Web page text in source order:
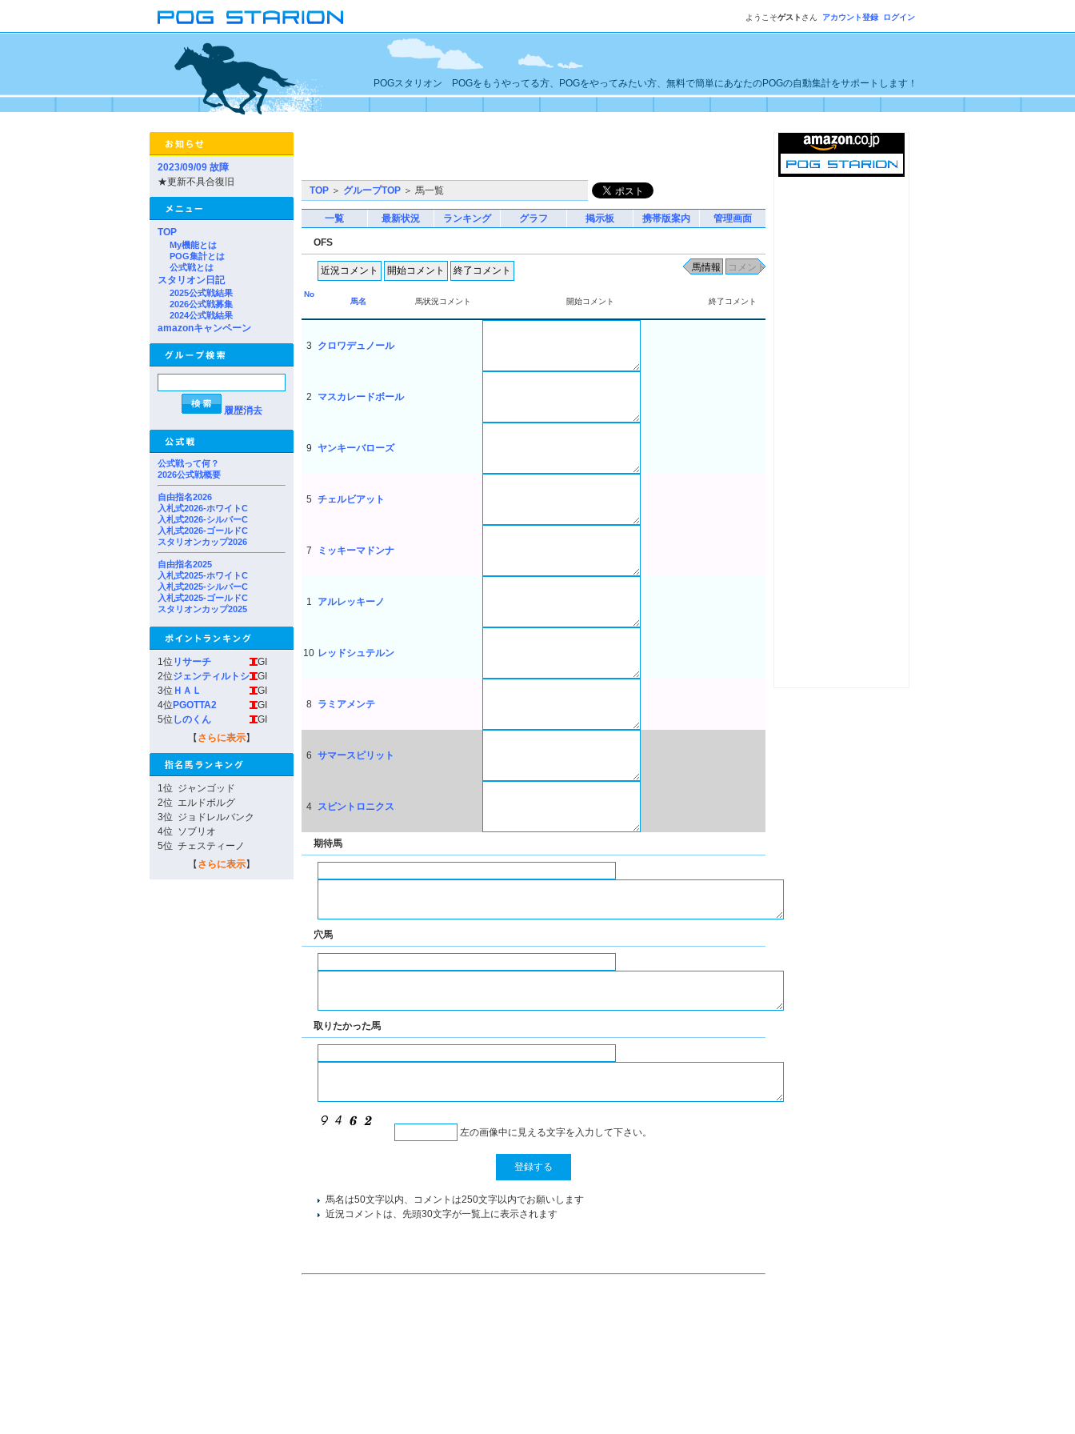
ようこそゲスト さん アカウント登録 ログイン
POGスタリオン POGをもうやってる方、POGをやってみたい方、無料で簡単にあなたのPOGの自動集計をサポートします！
2023/09/09 故障
★更新不具合復旧
TOP
My機能とは
POG集計とは
公式戦とは
スタリオン日記
2025公式戦結果
2026公式戦募集
2024公式戦結果
amazonキャンペーン
履歴消去
公式戦って何？
2026公式戦概要
自由指名2026
入札式2026-ホワイトC
入札式2026-シルバーC
入札式2026-ゴールドC
スタリオンカップ2026
自由指名2025
入札式2025-ホワイトC
入札式2025-シルバーC
入札式2025-ゴールドC
スタリオンカップ2025
1位 リサーチ
GI
2位ジェンティルトシ
GI
3位 ＨＡＬ
GI
4位 PGOTTA2
GI
5位 しのくん
GI
【 さらに表示】
1位 ジャンゴッド
2位 エルドボルグ
3位 ジョドレルバンク
4位 ソブリオ
5位 チェスティーノ
【 さらに表示】
TOP ＞ グループTOP ＞ 馬一覧
一覧 最新状況 ランキング グラフ 掲示板 携帯版案内 管理画面
OFS
No
馬名
馬状況コメント 開始コメント 終了コメント
3 クロワデュノール
2 マスカレードボール
9 ヤンキーバローズ
5 チェルビアット
7 ミッキーマドンナ
1 アルレッキーノ
10 レッドシュテルン
8 ラミアメンテ
6 サマースピリット
4 スピントロニクス
期待馬
穴馬
取りたかった馬
左の画像中に見える文字を入力して下さい。
馬名は50文字以内、コメントは250文字以内でお願いします
近況コメントは、先頭30文字が一覧上に表示されます